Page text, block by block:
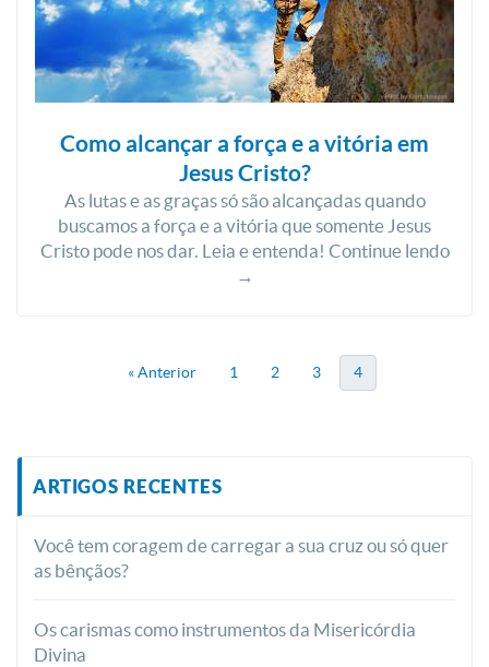
Como alcançar a força e a vitória em
Jesus Cristo?
As lutas e as graças só são alcançadas quando
buscamos a força e a vitória que somente Jesus
Cristo pode nos dar. Leia e entenda! Continue lendo
→
« Anterior 1 2 3 4
ARTIGOS RECENTES
Você tem coragem de carregar a sua cruz ou só quer
as bênçãos?
Os carismas como instrumentos da Misericórdia
Divina